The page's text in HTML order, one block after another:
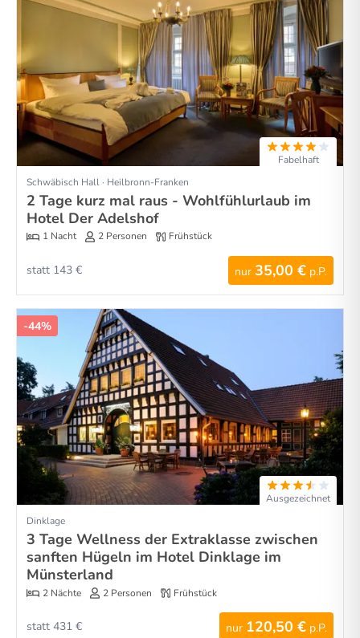
Fabelhaft
Schwäbisch Hall · Heilbronn-Franken
2 Tage kurz mal raus - Wohlfühlurlaub im
Hotel Der Adelshof
1 Nacht 2 Personen Frühstück
nur 35,00 € p.P.
statt 143 €
-44%
Ausgezeichnet
Dinklage
3 Tage Wellness der Extraklasse zwischen
sanften Hügeln im Hotel Dinklage im
Münsterland
2 Nächte 2 Personen Frühstück
nur 120,50 € p.P.
statt 431 €